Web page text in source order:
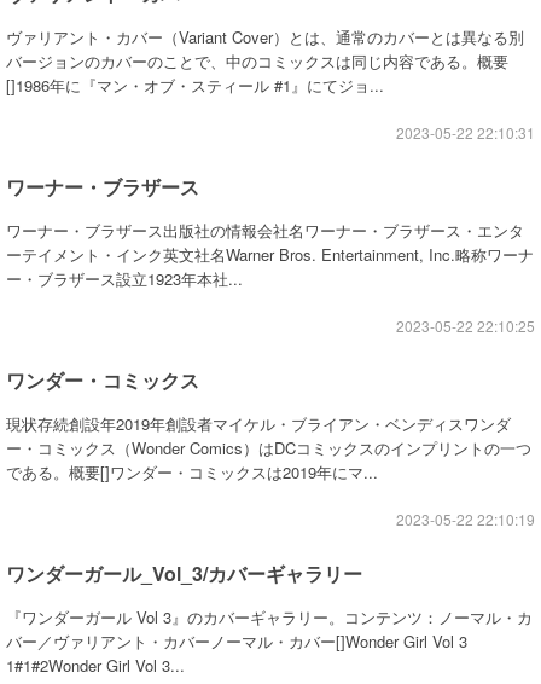
ヴァリアント・カバー（Variant Cover）とは、通常のカバーとは異なる別
バージョンのカバーのことで、中のコミックスは同じ内容である。概要
[]1986年に『マン・オブ・スティール #1』にてジョ...
2023-05-22 22:10:31
ワーナー・ブラザース
ワーナー・ブラザース出版社の情報会社名ワーナー・ブラザース・エンタ
ーテイメント・インク英文社名Warner Bros. Entertainment, Inc.略称ワーナ
ー・ブラザース設立1923年本社...
2023-05-22 22:10:25
ワンダー・コミックス
現状存続創設年2019年創設者マイケル・ブライアン・ベンディスワンダ
ー・コミックス（Wonder Comics）はDCコミックスのインプリントの一つ
である。概要[]ワンダー・コミックスは2019年にマ...
2023-05-22 22:10:19
ワンダーガール_Vol_3/カバーギャラリー
『ワンダーガール Vol 3』のカバーギャラリー。コンテンツ：ノーマル・カ
バー／ヴァリアント・カバーノーマル・カバー[]Wonder Girl Vol 3
1#1#2Wonder Girl Vol 3...